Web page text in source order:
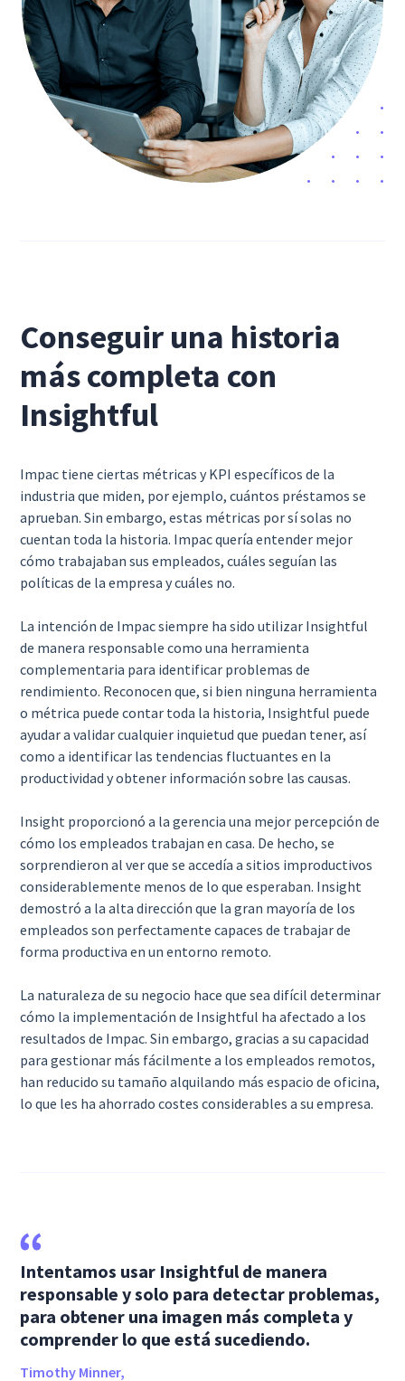
Conseguir una historia
más completa con
Insightful
Impac tiene ciertas métricas y KPI específicos de la
industria que miden, por ejemplo, cuántos préstamos se
aprueban. Sin embargo, estas métricas por sí solas no
cuentan toda la historia. Impac quería entender mejor
cómo trabajaban sus empleados, cuáles seguían las
políticas de la empresa y cuáles no.
La intención de Impac siempre ha sido utilizar Insightful
de manera responsable como una herramienta
complementaria para identificar problemas de
rendimiento. Reconocen que, si bien ninguna herramienta
o métrica puede contar toda la historia, Insightful puede
ayudar a validar cualquier inquietud que puedan tener, así
como a identificar las tendencias fluctuantes en la
productividad y obtener información sobre las causas.
Insight proporcionó a la gerencia una mejor percepción de
cómo los empleados trabajan en casa. De hecho, se
sorprendieron al ver que se accedía a sitios improductivos
considerablemente menos de lo que esperaban. Insight
demostró a la alta dirección que la gran mayoría de los
empleados son perfectamente capaces de trabajar de
forma productiva en un entorno remoto.
La naturaleza de su negocio hace que sea difícil determinar
cómo la implementación de Insightful ha afectado a los
resultados de Impac. Sin embargo, gracias a su capacidad
para gestionar más fácilmente a los empleados remotos,
han reducido su tamaño alquilando más espacio de oficina,
lo que les ha ahorrado costes considerables a su empresa.
Intentamos usar Insightful de manera
responsable y solo para detectar problemas,
para obtener una imagen más completa y
comprender lo que está sucediendo.
Timothy Minner,